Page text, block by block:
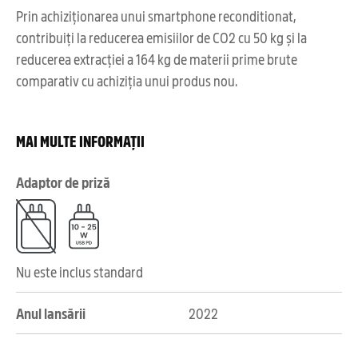
Prin achiziționarea unui smartphone reconditionat,
contribuiți la reducerea emisiilor de CO2 cu 50 kg și la
reducerea extracției a 164 kg de materii prime brute
comparativ cu achiziția unui produs nou.
MAI MULTE INFORMAȚII
Adaptor de priză
Nu este inclus standard
Anul lansării 2022